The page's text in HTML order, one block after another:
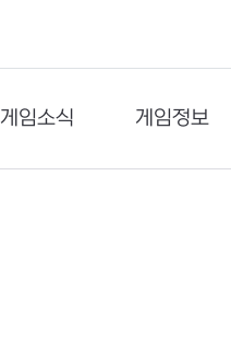
게임소식
공지사항
게임정보
세계관